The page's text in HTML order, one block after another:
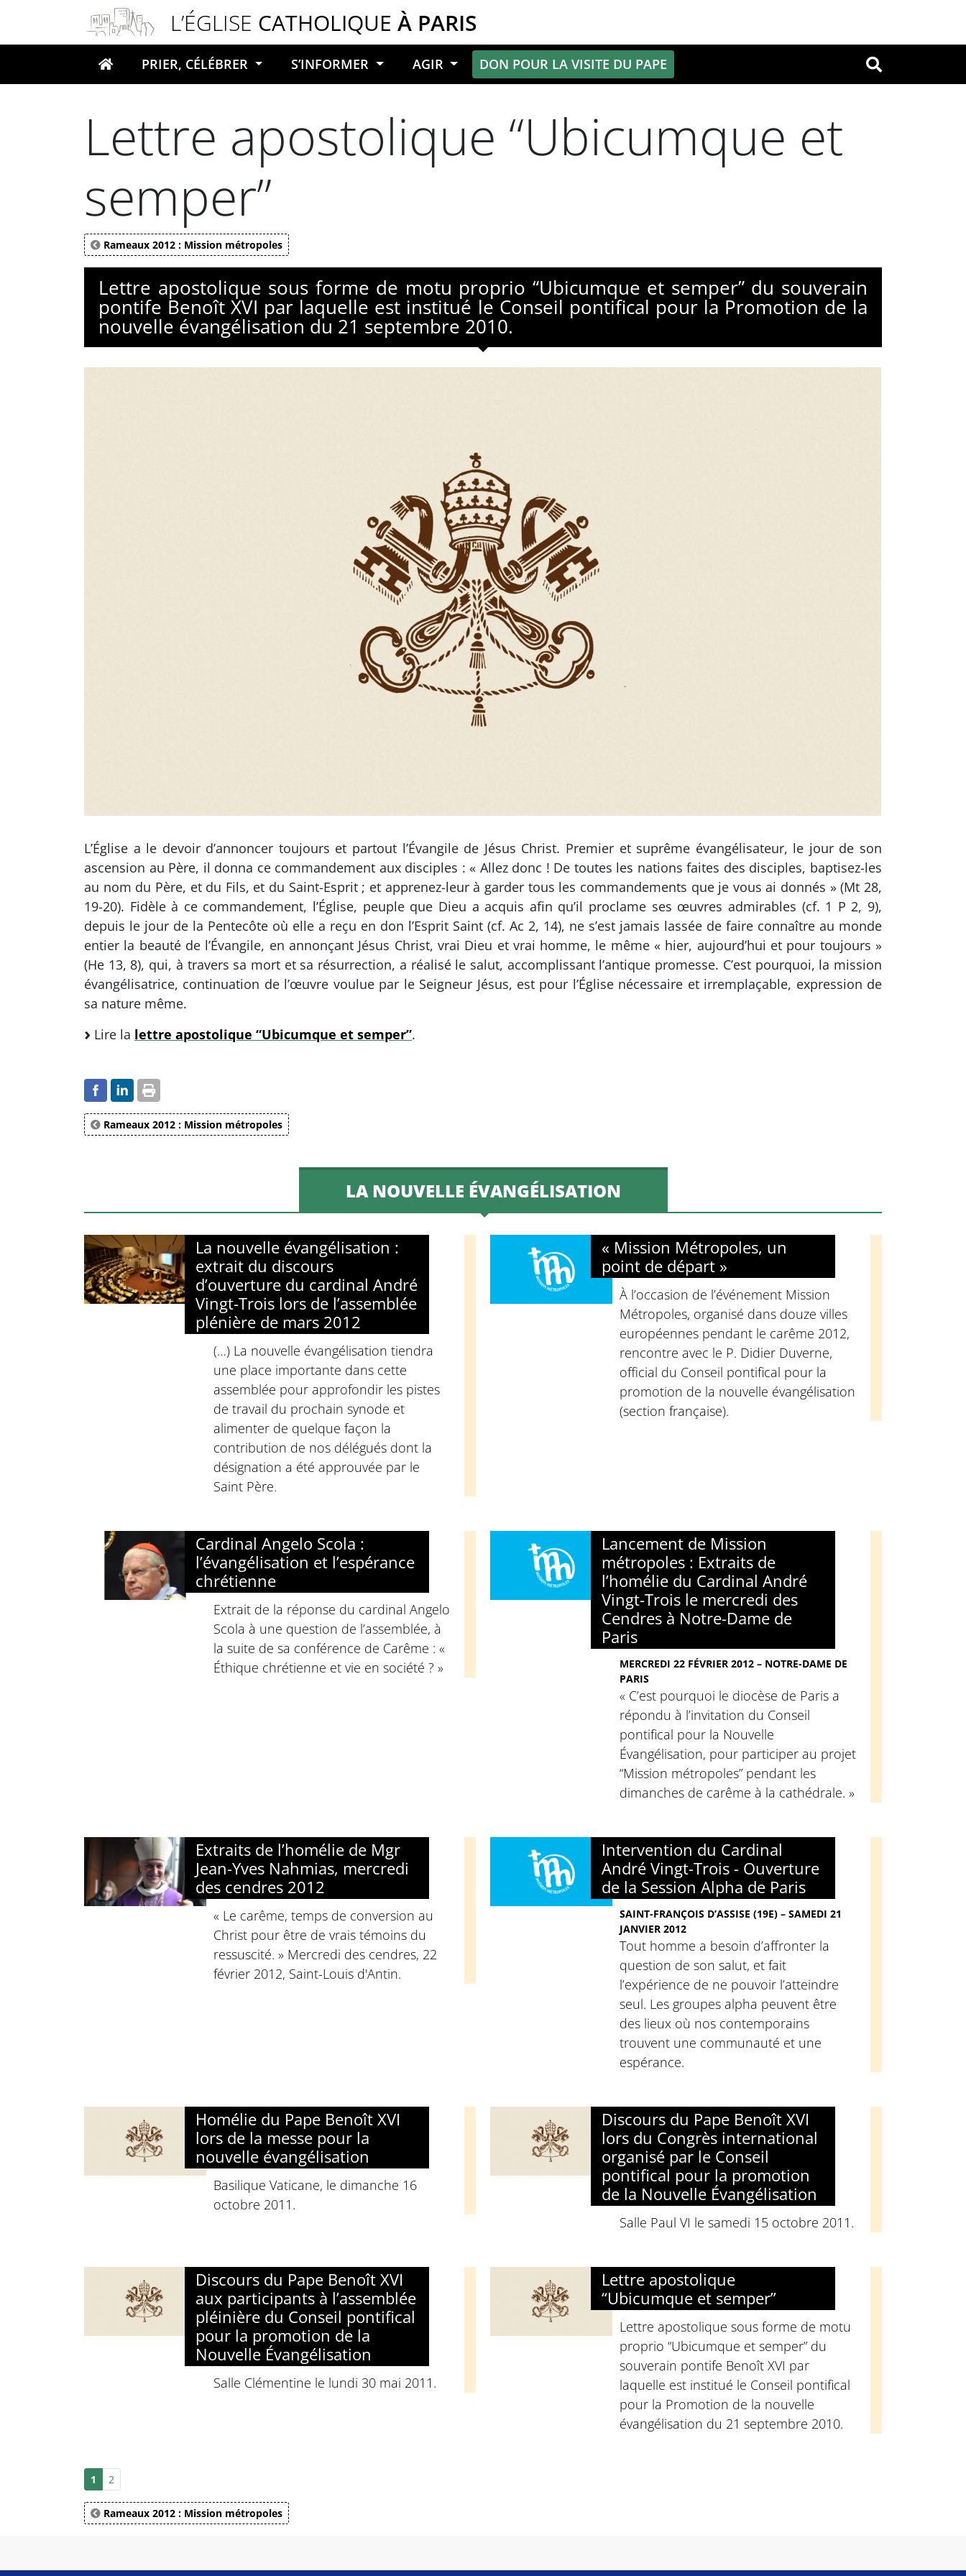
L’ÉGLISE CATHOLIQUE À PARIS
Votre recherche OK
PRIER, CÉLÉBRER S’INFORMER AGIR DON POUR LA VISITE DU PAPE
Lettre apostolique “Ubicumque et
semper”
Rameaux 2012 : Mission métropoles
Lettre apostolique sous forme de motu proprio “Ubicumque et semper” du souverain
pontife Benoît XVI par laquelle est institué le Conseil pontifical pour la Promotion de la
nouvelle évangélisation du 21 septembre 2010.
L’Église a le devoir d’annoncer toujours et partout l’Évangile de Jésus Christ. Premier et suprême évangélisateur, le jour de son
ascension au Père, il donna ce commandement aux disciples : « Allez donc ! De toutes les nations faites des disciples, baptisez-les
au nom du Père, et du Fils, et du Saint-Esprit ; et apprenez-leur à garder tous les commandements que je vous ai donnés » (Mt 28,
19-20). Fidèle à ce commandement, l’Église, peuple que Dieu a acquis afin qu’il proclame ses œuvres admirables (cf. 1 P 2, 9),
depuis le jour de la Pentecôte où elle a reçu en don l’Esprit Saint (cf. Ac 2, 14), ne s’est jamais lassée de faire connaître au monde
entier la beauté de l’Évangile, en annonçant Jésus Christ, vrai Dieu et vrai homme, le même « hier, aujourd’hui et pour toujours »
(He 13, 8), qui, à travers sa mort et sa résurrection, a réalisé le salut, accomplissant l’antique promesse. C’est pourquoi, la mission
évangélisatrice, continuation de l’œuvre voulue par le Seigneur Jésus, est pour l’Église nécessaire et irremplaçable, expression de
sa nature même.
Lire la lettre apostolique “Ubicumque et semper”.
Rameaux 2012 : Mission métropoles
LA NOUVELLE ÉVANGÉLISATION
La nouvelle évangélisation :
extrait du discours
d’ouverture du cardinal André
Vingt-Trois lors de l’assemblée
plénière de mars 2012
(…) La nouvelle évangélisation tiendra
une place importante dans cette
assemblée pour approfondir les pistes
de travail du prochain synode et
alimenter de quelque façon la
contribution de nos délégués dont la
désignation a été approuvée par le
Saint Père.
« Mission Métropoles, un
point de départ »
À l’occasion de l’événement Mission
Métropoles, organisé dans douze villes
européennes pendant le carême 2012,
rencontre avec le P. Didier Duverne,
official du Conseil pontifical pour la
promotion de la nouvelle évangélisation
(section française).
Cardinal Angelo Scola :
l’évangélisation et l’espérance
chrétienne
Extrait de la réponse du cardinal Angelo
Scola à une question de l’assemblée, à
la suite de sa conférence de Carême : «
Éthique chrétienne et vie en société ? »
Lancement de Mission
métropoles : Extraits de
l’homélie du Cardinal André
Vingt-Trois le mercredi des
Cendres à Notre-Dame de
Paris
MERCREDI 22 FÉVRIER 2012 – NOTRE-DAME DE
PARIS
« C’est pourquoi le diocèse de Paris a
répondu à l’invitation du Conseil
pontifical pour la Nouvelle
Évangélisation, pour participer au projet
“Mission métropoles” pendant les
dimanches de carême à la cathédrale. »
Extraits de l’homélie de Mgr
Jean-Yves Nahmias, mercredi
des cendres 2012
« Le carême, temps de conversion au
Christ pour être de vrais témoins du
ressuscité. » Mercredi des cendres, 22
février 2012, Saint-Louis d'Antin.
Intervention du Cardinal
André Vingt-Trois - Ouverture
de la Session Alpha de Paris
SAINT-FRANÇOIS D’ASSISE (19E) – SAMEDI 21
JANVIER 2012
Tout homme a besoin d’affronter la
question de son salut, et fait
l’expérience de ne pouvoir l’atteindre
seul. Les groupes alpha peuvent être
des lieux où nos contemporains
trouvent une communauté et une
espérance.
Homélie du Pape Benoît XVI
lors de la messe pour la
nouvelle évangélisation
Basilique Vaticane, le dimanche 16
octobre 2011.
Discours du Pape Benoît XVI
lors du Congrès international
organisé par le Conseil
pontifical pour la promotion
de la Nouvelle Évangélisation
Salle Paul VI le samedi 15 octobre 2011.
Discours du Pape Benoît XVI
aux participants à l’assemblée
pléinière du Conseil pontifical
pour la promotion de la
Nouvelle Évangélisation
Salle Clémentine le lundi 30 mai 2011.
Lettre apostolique
“Ubicumque et semper”
Lettre apostolique sous forme de motu
proprio “Ubicumque et semper” du
souverain pontife Benoît XVI par
laquelle est institué le Conseil pontifical
pour la Promotion de la nouvelle
évangélisation du 21 septembre 2010.
1 2
Rameaux 2012 : Mission métropoles
Panneau de gestion des cookies